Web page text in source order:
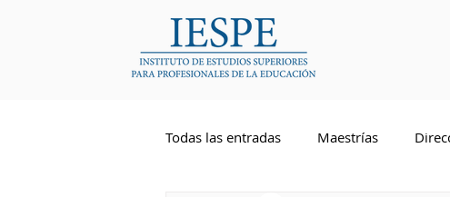
Todas las entradas Maestrías